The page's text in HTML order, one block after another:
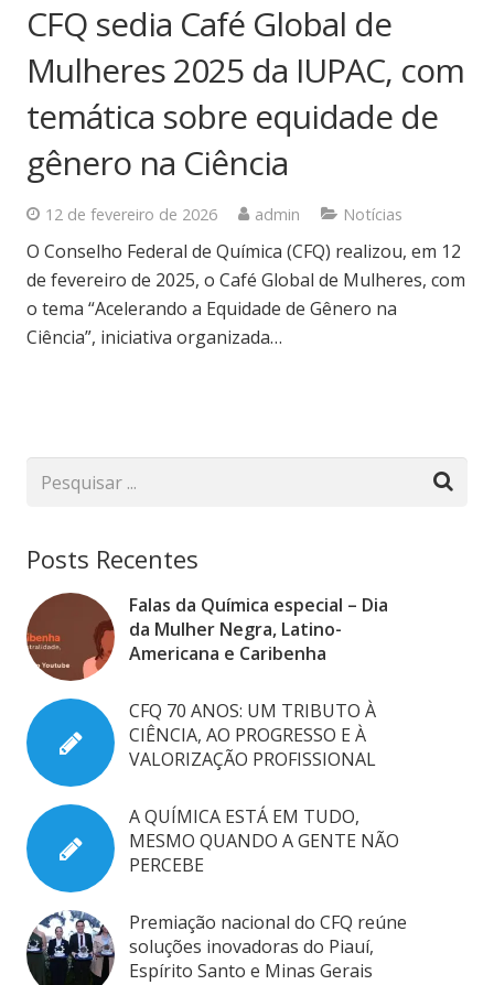
CFQ sedia Café Global de
Mulheres 2025 da IUPAC, com
temática sobre equidade de
gênero na Ciência
12 de fevereiro de 2026 admin Notícias
O Conselho Federal de Química (CFQ) realizou, em 12
de fevereiro de 2025, o Café Global de Mulheres, com
o tema “Acelerando a Equidade de Gênero na
Ciência”, iniciativa organizada…
Posts Recentes
Falas da Química especial – Dia
da Mulher Negra, Latino-
Americana e Caribenha
CFQ 70 ANOS: UM TRIBUTO À
CIÊNCIA, AO PROGRESSO E À
VALORIZAÇÃO PROFISSIONAL
A QUÍMICA ESTÁ EM TUDO,
MESMO QUANDO A GENTE NÃO
PERCEBE
Premiação nacional do CFQ reúne
soluções inovadoras do Piauí,
Espírito Santo e Minas Gerais